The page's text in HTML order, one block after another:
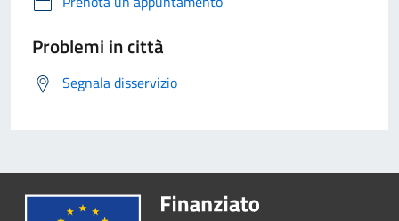
Problemi in città
Segnala disservizio